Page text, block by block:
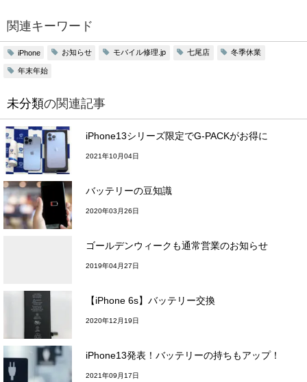
関連キーワード
iPhone お知らせ モバイル修理.jp 七尾店 冬季休業
年末年始
未分類の関連記事
iPhone13シリーズ限定でG-PACKがお得に
2021年10月04日
バッテリーの豆知識
2020年03月26日
ゴールデンウィークも通常営業のお知らせ
2019年04月27日
【iPhone 6s】バッテリー交換
2020年12月19日
iPhone13発表！バッテリーの持ちもアップ！
2021年09月17日